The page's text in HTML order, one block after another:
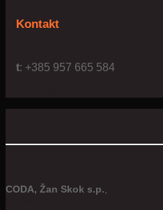
Kontakt
t: +385 957 665 584
CODA, Žan Skok s.p.